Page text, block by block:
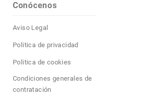
Conócenos
Aviso Legal
Politica de privacidad
Politica de cookies
Condiciones generales de
contratación